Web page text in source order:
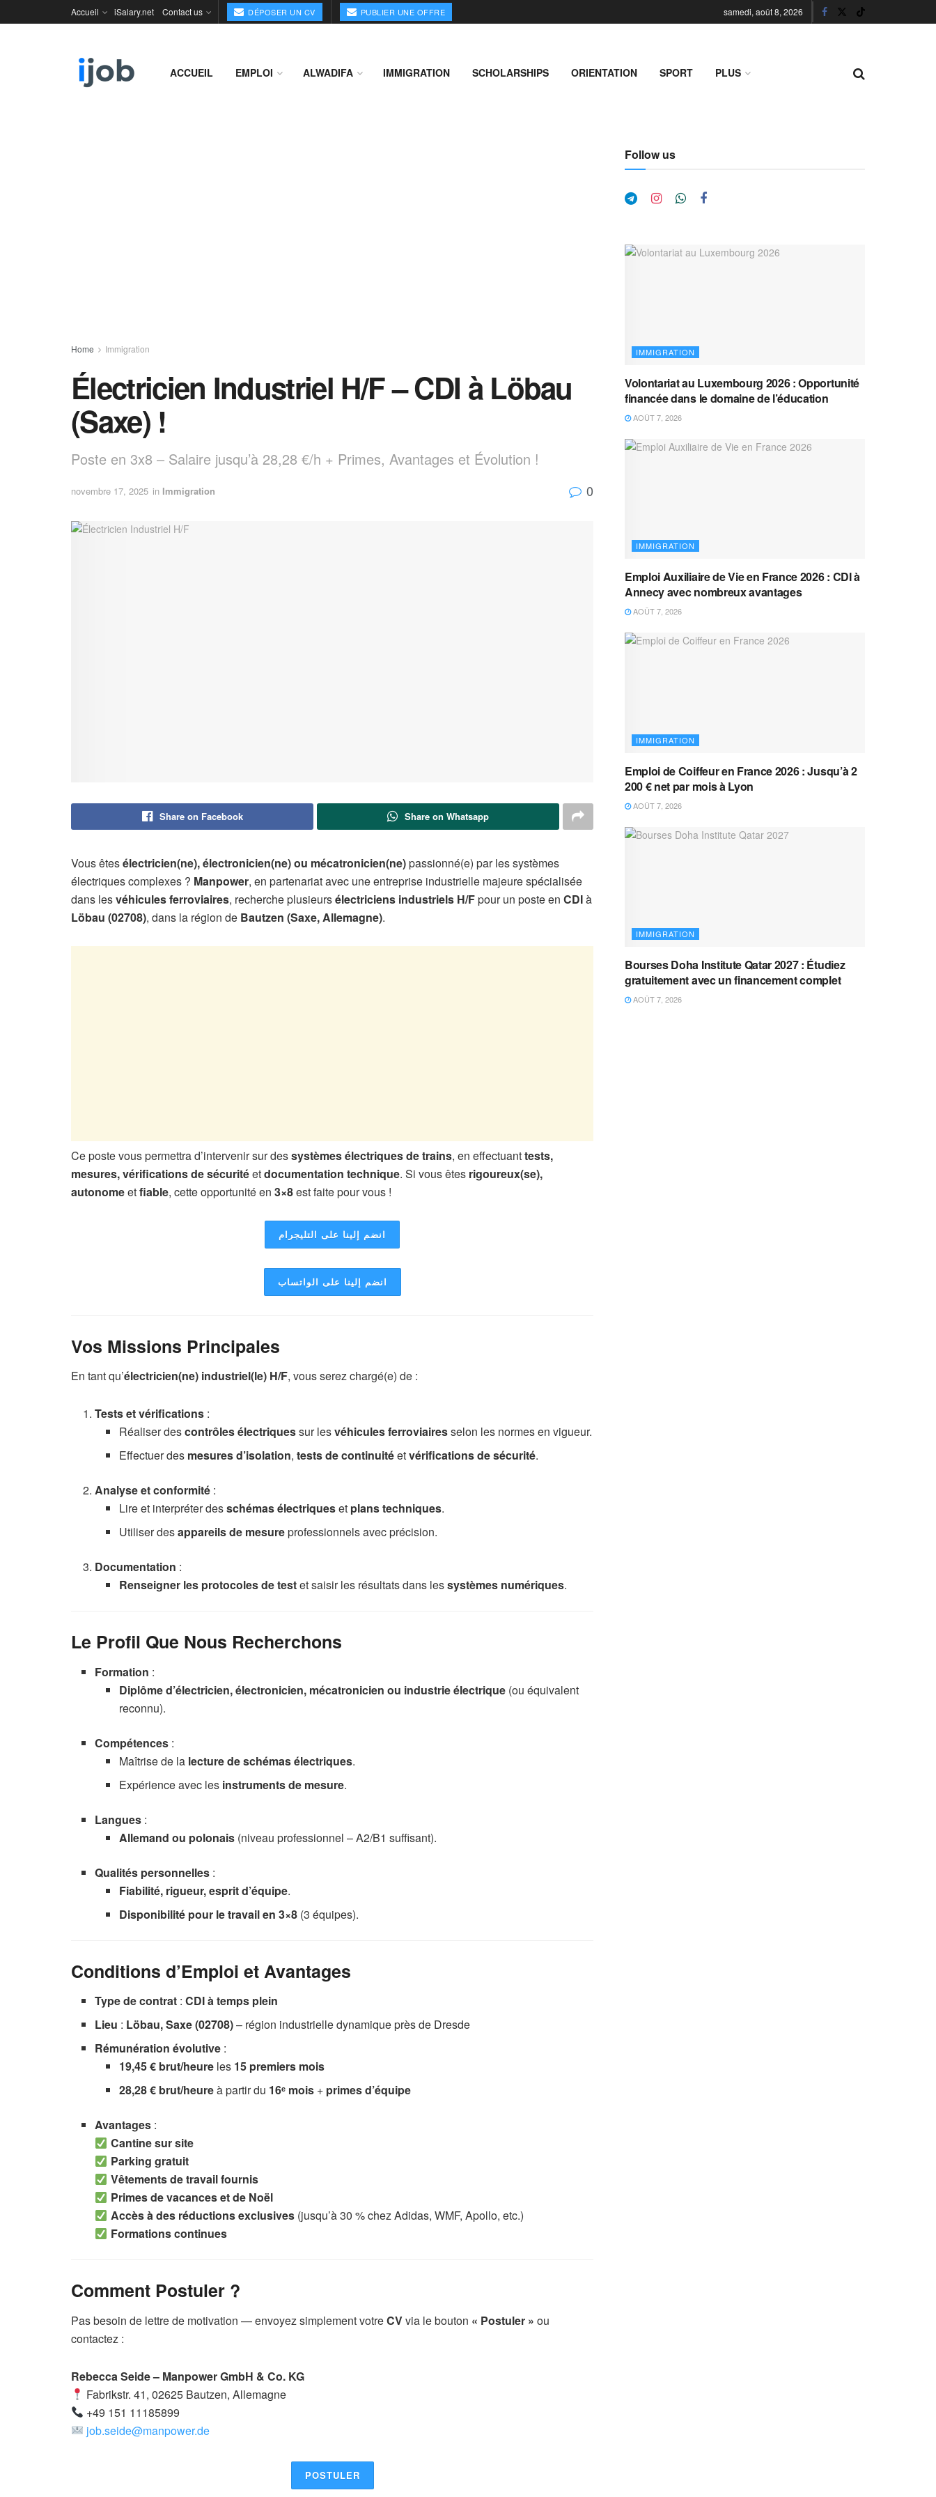
Accueil iSalary.net Contact us DÉPOSER UN CV PUBLIER UNE OFFRE samedi, août 8, 2026
ACCUEIL EMPLOI ALWADIFA IMMIGRATION SCHOLARSHIPS ORIENTATION SPORT PLUS
Home Immigration
Électricien Industriel H/F – CDI à Löbau
(Saxe) !
Poste en 3x8 – Salaire jusqu’à 28,28 €/h + Primes, Avantages et Évolution !
novembre 17, 2025 in Immigration 0
Share on Facebook Share on Whatsapp
Vous êtesélectricien(ne), électronicien(ne) ou mécatronicien(ne)passionné(e) par les systèmes
électriques complexes ? Manpower, en partenariat avec une entreprise industrielle majeure spécialisée
dans lesvéhicules ferroviaires, recherche plusieursélectriciens industriels H/Fpour un poste en CDIà
Löbau (02708), dans la région de Bautzen (Saxe, Allemagne).
Ce poste vous permettra d’intervenir sur dessystèmes électriques de trains, en effectuanttests,
mesures, vérifications de sécuritéetdocumentation technique. Si vous êtes rigoureux(se),
autonomeetfiable, cette opportunité en 3×8est faite pour vous !
انضم إلينا على التليجرام
انضم إلينا على الواتساب
Vos Missions Principales
En tant qu’électricien(ne) industriel(le) H/F, vous serez chargé(e) de :
Tests et vérifications :
Réaliser descontrôles électriquessur lesvéhicules ferroviairesselon les normes en vigueur.
Effectuer des mesures d’isolation, tests de continuitéetvérifications de sécurité.
Analyse et conformité :
Lire et interpréter desschémas électriqueset plans techniques.
Utiliser desappareils de mesureprofessionnels avec précision.
Documentation :
Renseigner les protocoles de testet saisir les résultats dans lessystèmes numériques.
Le Profil Que Nous Recherchons
Formation :
Diplôme d’électricien, électronicien, mécatronicien ou industrie électrique(ou équivalent
reconnu).
Compétences :
Maîtrise de la lecture de schémas électriques.
Expérience avec les instruments de mesure.
Langues :
Allemand ou polonais(niveau professionnel – A2/B1 suffisant).
Qualités personnelles :
Fiabilité, rigueur, esprit d’équipe.
Disponibilité pour le travail en 3×8(3 équipes).
Conditions d’Emploi et Avantages
Type de contrat :CDI à temps plein
Lieu : Löbau, Saxe (02708)– région industrielle dynamique près de Dresde
Rémunération évolutive :
19,45 € brut/heureles 15 premiers mois
28,28 € brut/heureà partir du 16ᵉ mois+ primes d’équipe
Avantages :
Cantine sur site
Parking gratuit
Vêtements de travail fournis
Primes de vacances et de Noël
Accès à des réductions exclusives(jusqu’à 30 % chez Adidas, WMF, Apollo, etc.)
Formations continues
Comment Postuler ?
Pas besoin de lettre de motivation — envoyez simplement votreCVvia le bouton « Postuler » ou
contactez :
Rebecca Seide – Manpower GmbH & Co. KG
Fabrikstr. 41, 02625 Bautzen, Allemagne
+49 151 11185899
job.seide@manpower.de
POSTULER
Follow us
IMMIGRATION
Volontariat au Luxembourg 2026 : Opportunité
financée dans le domaine de l’éducation
AOÛT 7, 2026
IMMIGRATION
Emploi Auxiliaire de Vie en France 2026 : CDI à
Annecy avec nombreux avantages
AOÛT 7, 2026
IMMIGRATION
Emploi de Coiffeur en France 2026 : Jusqu’à 2
200 € net par mois à Lyon
AOÛT 7, 2026
IMMIGRATION
Bourses Doha Institute Qatar 2027 : Étudiez
gratuitement avec un financement complet
AOÛT 7, 2026